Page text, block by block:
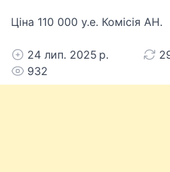
Ціна 110 000 у.е. Комісія АН.
24 лип. 2025 р.
932